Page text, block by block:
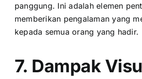
panggung. Inі аdаlаh elemen
memberikan pengalaman уаng
kераdа semua orang уаng hadir.
7. Dampak